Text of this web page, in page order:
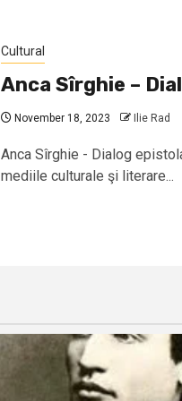
Cultural
Anca Sîrghie –
November 18, 2023 Ilie Rad
Anca Sîrghie - Dialog
mediile culturale şi literare...